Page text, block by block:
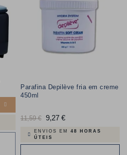
Parafina Depilève fria em creme
450ml
Preço
normal
11,59 € 9,27 €Preço
ENVIOS EM 48 HORAS
ÚTEIS